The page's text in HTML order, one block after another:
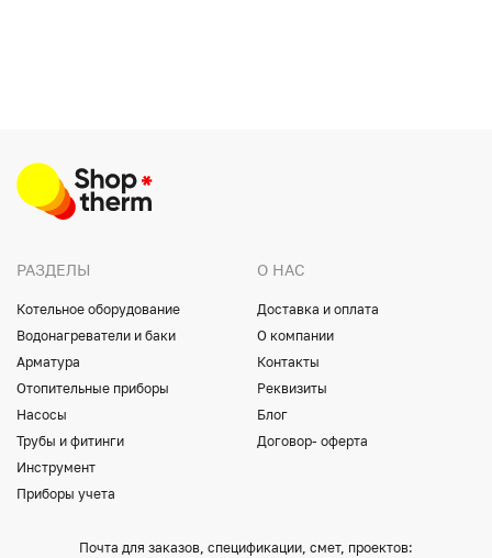
РАЗДЕЛЫ
Котельное оборудование
Водонагреватели и баки
Арматура
Отопительные приборы
Насосы
Трубы и фитинги
Инструмент
Приборы учета
О НАС
Доставка и оплата
О компании
Контакты
Реквизиты
Блог
Договор- оферта
Почта для заказов, спецификации, смет, проектов: